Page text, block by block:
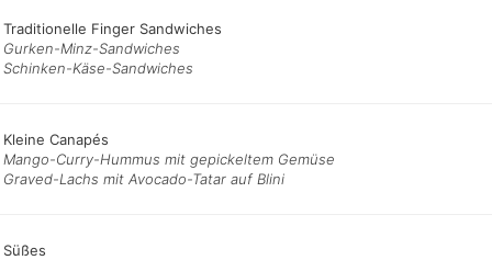
Traditionelle Finger Sandwiches
Gurken-Minz-Sandwiches
Schinken-Käse-Sandwiches
Kleine Canapés
Mango-Curry-Hummus mit gepickeltem Gemüse
Graved-Lachs mit Avocado-Tatar auf Blini
Süßes